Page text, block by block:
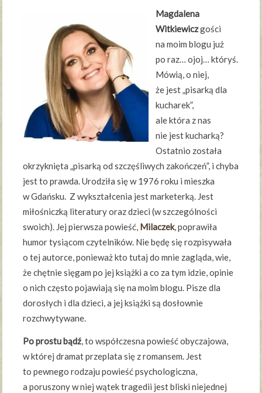
Magdalena
Witkiewiczgości
na moim blogu już
po raz… ojoj… któryś.
Mówią, o niej,
że jest „pisarką dla
kucharek”,
ale która z nas
nie jest kucharką?
Ostatnio została
okrzyknięta „pisarką od szczęśliwych zakończeń”, i chyba
jest to prawda. Urodziła się w 1976 roku i mieszka
w Gdańsku. Z wykształcenia jest marketerką. Jest
miłośniczką literatury oraz dzieci (w szczególności
swoich). Jej pierwsza powieść, Milaczek, poprawiła
humor tysiącom czytelników. Nie będę się rozpisywała
o tej autorce, ponieważ kto tutaj do mnie zagląda, wie,
że chętnie sięgam po jej książki a co za tym idzie, opinie
o nich często pojawiają się na moim blogu. Pisze dla
dorosłych i dla dzieci, a jej książki są dosłownie
rozchwytywane.
Po prostu bądź, to współczesna powieść obyczajowa,
w której dramat przeplata się z romansem. Jest
to pewnego rodzaju powieść psychologiczna,
a poruszony w niej wątek tragedii jest bliski niejednej